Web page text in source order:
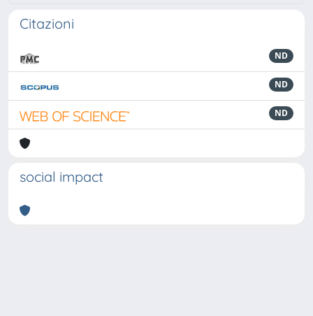
Citazioni
ND
ND
ND
social impact